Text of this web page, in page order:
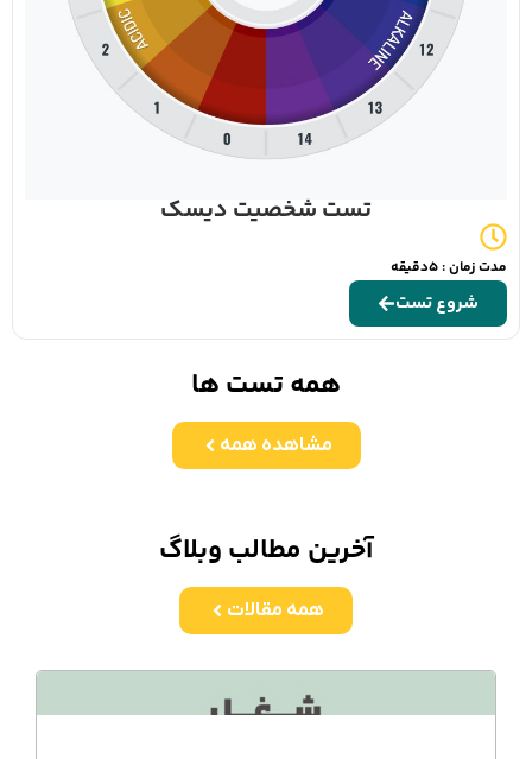
تست شخصیت دیسک
مدت زمان : 5دقیقه
شروع تست
همه تست ها
مشاهده همه
آخرین مطالب وبلاگ
همه مقالات